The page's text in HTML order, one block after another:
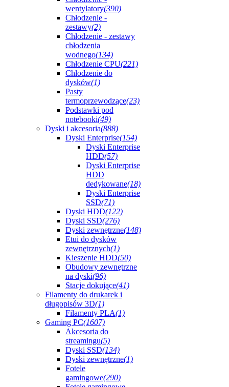
wentylatory(390)
Chłodzenie -
zestawy(2)
Chłodzenie - zestawy
chłodzenia
wodnego(134)
Chłodzenie CPU(221)
Chłodzenie do
dysków(1)
Pasty
termoprzewodzące(23)
Podstawki pod
notebooki(49)
Dyski i akcesoria(888)
Dyski Enterprise(154)
Dyski Enterprise
HDD(57)
Dyski Enterprise
HDD
dedykowane(18)
Dyski Enterprise
SSD(71)
Dyski HDD(122)
Dyski SSD(276)
Dyski zewnętrzne(148)
Etui do dysków
zewnętrznych(1)
Kieszenie HDD(50)
Obudowy zewnętrzne
na dyski(96)
Stacje dokujące(41)
Filamenty do drukarek i
długopisów 3D(1)
Filamenty PLA(1)
Gaming PC(1607)
Akcesoria do
streamingu(5)
Dyski SSD(134)
Dyski zewnętrzne(1)
Fotele
gamingowe(290)